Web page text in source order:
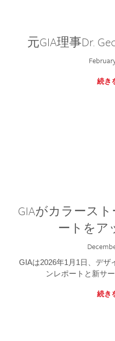
元GIA理事Dr.
続き
GIAがカラース
ートをア
GIAは2026年1月1日、デザ
ンレポートと新サ
続き